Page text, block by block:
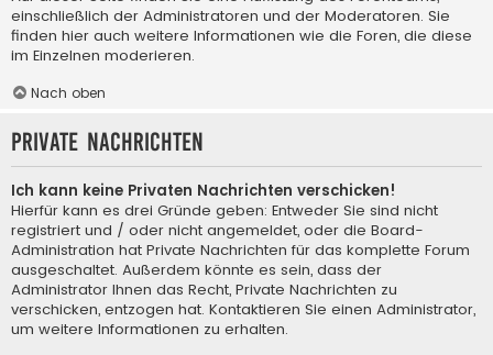
einschließlich der Administratoren und der Moderatoren. Sie
finden hier auch weitere Informationen wie die Foren, die diese
im Einzelnen moderieren.
Nach oben
Private Nachrichten
Ich kann keine Privaten Nachrichten verschicken!
Hierfür kann es drei Gründe geben: Entweder Sie sind nicht
registriert und / oder nicht angemeldet, oder die Board-
Administration hat Private Nachrichten für das komplette Forum
ausgeschaltet. Außerdem könnte es sein, dass der
Administrator Ihnen das Recht, Private Nachrichten zu
verschicken, entzogen hat. Kontaktieren Sie einen Administrator,
um weitere Informationen zu erhalten.